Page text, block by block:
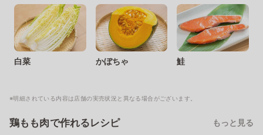
白菜 かぼちゃ 鮭
※明細されている内容は店舗の実売状況と異なる場合がございます。
鶏もも肉で作れるレシピ もっと見る